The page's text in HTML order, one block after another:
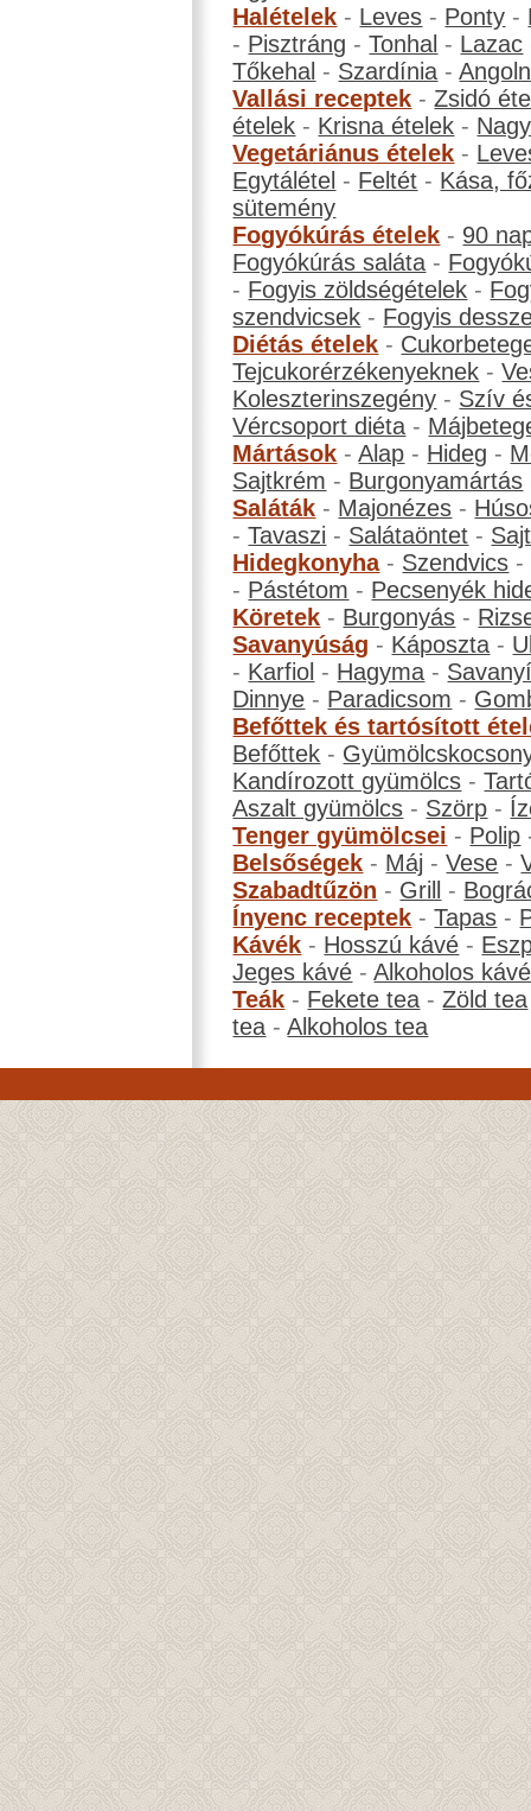
Halételek - Leves - Ponty -
- Pisztráng -Tonhal - Lazac
Tőkehal - Szardínia -
Vallási receptek -Zsidó
ételek - Krisna ételek -
Vegetáriánus ételek -
Egytálétel - Feltét - Kása,
sütemény
Fogyókúrás ételek - 90
Fogyókúrás saláta -
- Fogyis zöldségételek -
szendvicsek - Fogyis
Diétás ételek -
Tejcukorérzékenyeknek -
Koleszterinszegény - Szív
Vércsoport diéta -
Mártások -Alap - Hideg -
Sajtkrém - Burgonyamártás
Saláták - Majonézes -
-Tavaszi - Salátaöntet -
Hidegkonyha- Szendvics -
- Pástétom - Pecsenyék
Köretek - Burgonyás -
Savanyúság - Káposzta -
- Karfiol - Hagyma -
Dinnye - Paradicsom -
Befőttek és tartósított
Befőttek -
Kandírozott gyümölcs -
Aszalt gyümölcs - Szörp -
Tenger gyümölcsei - Polip
Belsőségek - Máj -Vese -
Szabadtűzön - Grill -
Ínyenc receptek -Tapas -
Kávék - Hosszú kávé -
Jeges kávé -Alkoholos kávé
Teák - Fekete tea -Zöld tea
tea -Alkoholos tea